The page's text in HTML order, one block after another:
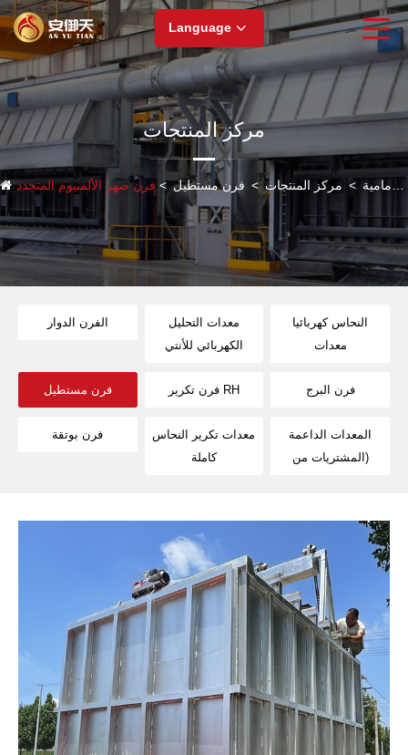
Language
مركز المنتجات
الصفحة الأمامية > مركز المنتجات > فرن مستطيل>فرن صهر الألمنيوم المتجدد
الفرن الدوار
معدات التحليل
الكهربائي للأنتي
النحاس كهربائيا
معدات
فرن مستطيل فرن تكرير RH فرن البرج
فرن بوتقة
معدات تكرير النحاس
كاملة
المعدات الداعمة
(المشتريات من